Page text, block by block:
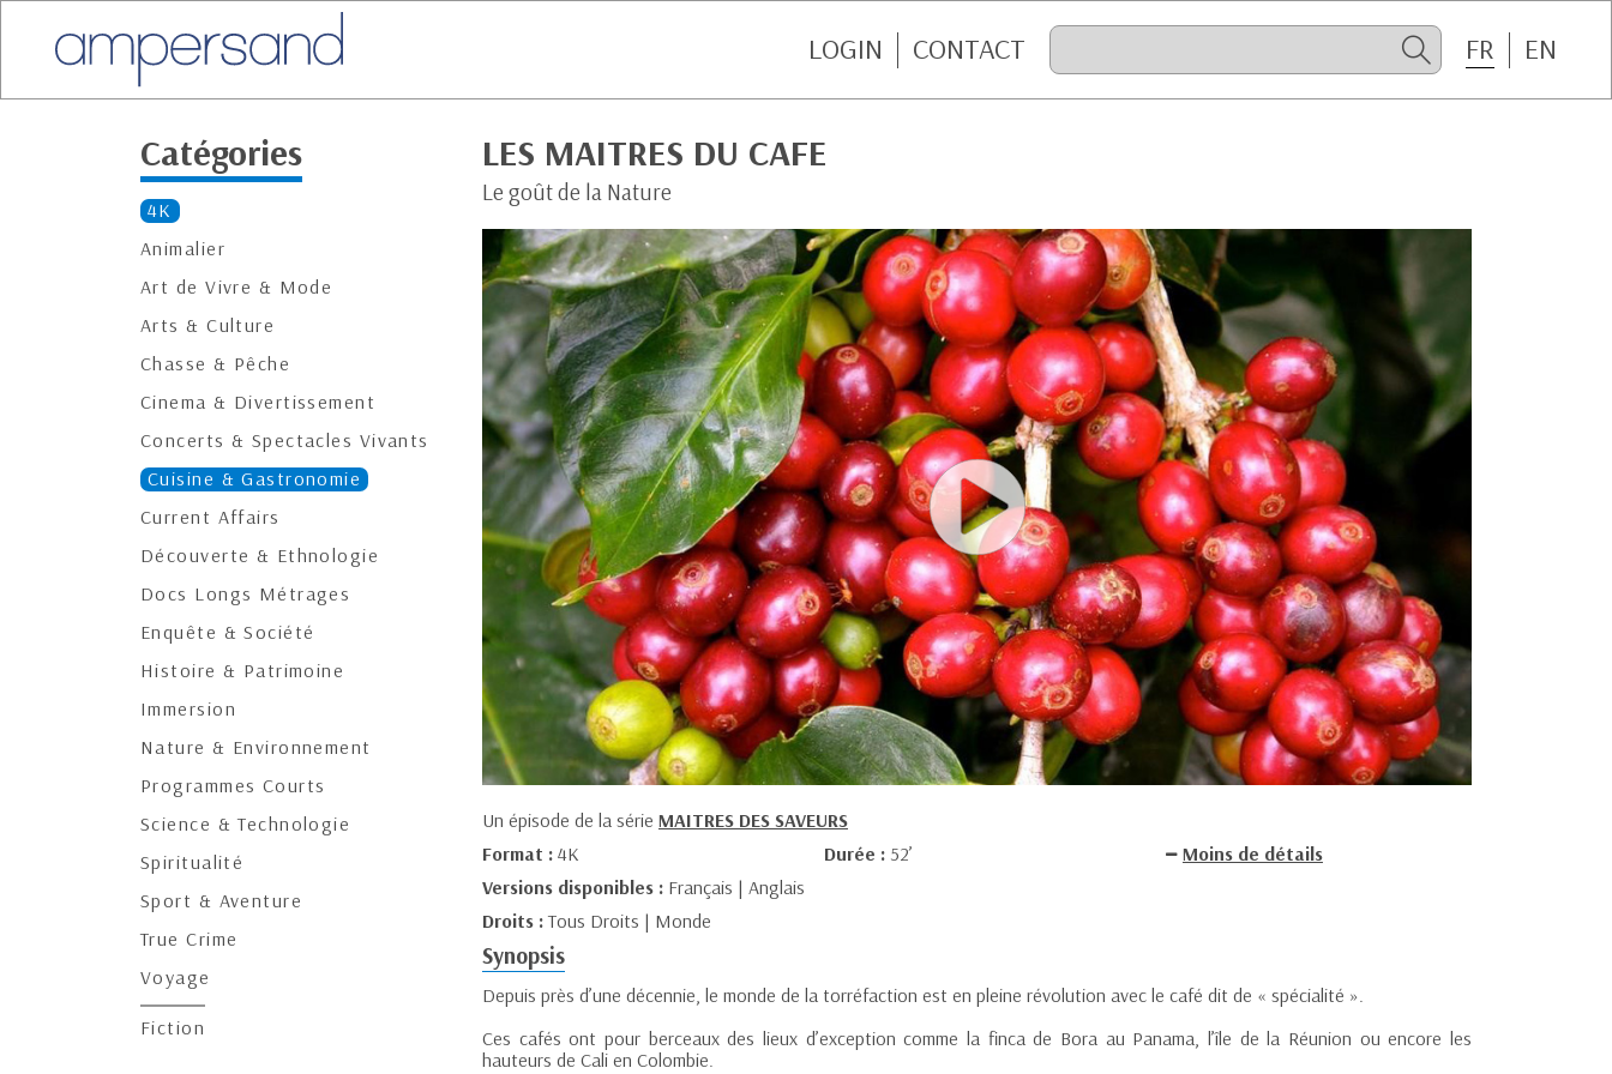
LOGIN CONTACT FR EN
Catégories
4K
Animalier
Art de Vivre & Mode
Arts & Culture
Chasse & Pêche
Cinema & Divertissement
Concerts & Spectacles Vivants
Cuisine & Gastronomie
Current Affairs
Découverte & Ethnologie
Docs Longs Métrages
Enquête & Société
Histoire & Patrimoine
Immersion
Nature & Environnement
Programmes Courts
Science & Technologie
Spiritualité
Sport & Aventure
True Crime
Voyage
Fiction
LES MAITRES DU CAFE
Le goût de la Nature
Un épisode de la série MAITRES DES SAVEURS
Format : 4K Durée : 52’
Moins de détails
Versions disponibles : Français | Anglais
Droits :Tous Droits | Monde
Synopsis
Depuis près d’une décennie, le monde de la torréfaction est en pleine révolution avec le café dit de « spécialité ».
Ces cafés ont pour berceaux des lieux d’exception comme la finca de Bora au Panama, l’île de la Réunion ou encore les
hauteurs de Cali en Colombie.